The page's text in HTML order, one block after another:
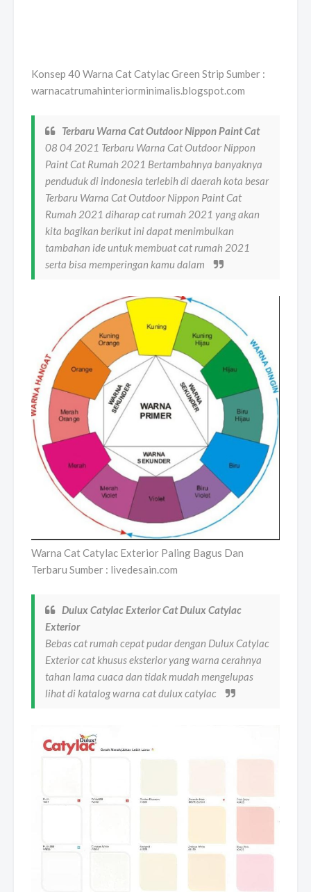
Konsep 40 Warna Cat Catylac Green Strip Sumber :
warnacatrumahinteriorminimalis.blogspot.com
Terbaru Warna Cat Outdoor Nippon Paint Cat
08 04 2021 Terbaru Warna Cat Outdoor Nippon
Paint Cat Rumah 2021 Bertambahnya banyaknya
penduduk di indonesia terlebih di daerah kota besar
Terbaru Warna Cat Outdoor Nippon Paint Cat
Rumah 2021 diharap cat rumah 2021 yang akan
kita bagikan berikut ini dapat menimbulkan
tambahan ide untuk membuat cat rumah 2021
serta bisa memperingan kamu dalam
Warna Cat Catylac Exterior Paling Bagus Dan
Terbaru Sumber : livedesain.com
Dulux Catylac Exterior Cat Dulux Catylac
Exterior
Bebas cat rumah cepat pudar dengan Dulux Catylac
Exterior cat khusus eksterior yang warna cerahnya
tahan lama cuaca dan tidak mudah mengelupas
lihat di katalog warna cat dulux catylac